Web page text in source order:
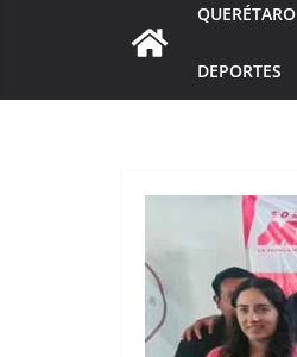
QUERÉTARO
DEPORTES